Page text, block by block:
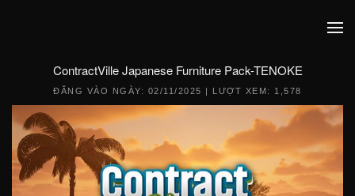
ContractVille Japanese Furniture Pack-TENOKE
ĐĂNG VÀO NGÀY: 02/11/2025 | LƯỢT XEM: 1,578